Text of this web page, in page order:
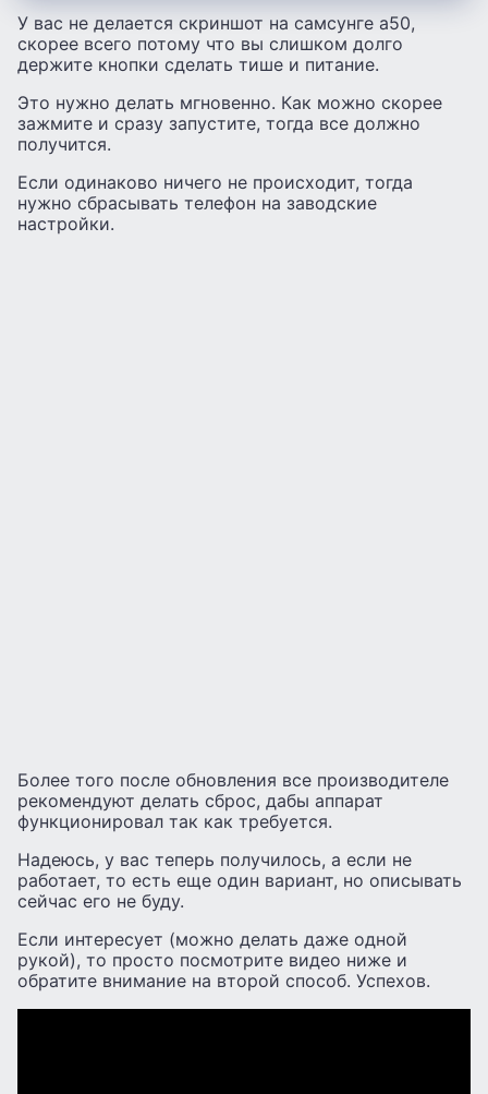
У вас не делается скриншот на самсунге а50,
скорее всего потому что вы слишком долго
держите кнопки сделать тише и питание.
Это нужно делать мгновенно. Как можно скорее
зажмите и сразу запустите, тогда все должно
получится.
Если одинаково ничего не происходит, тогда
нужно сбрасывать телефон на заводские
настройки.
Более того после обновления все производителе
рекомендуют делать сброс, дабы аппарат
функционировал так как требуется.
Надеюсь, у вас теперь получилось, а если не
работает, то есть еще один вариант, но описывать
сейчас его не буду.
Если интересует (можно делать даже одной
рукой), то просто посмотрите видео ниже и
обратите внимание на второй способ. Успехов.